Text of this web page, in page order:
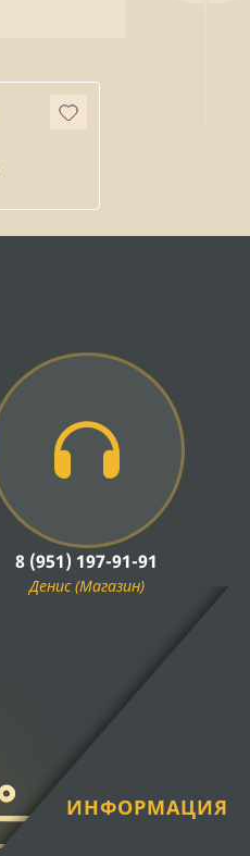
8 (951) 197-91-91
Денис (Магазин)
ИНФОРМАЦИЯ